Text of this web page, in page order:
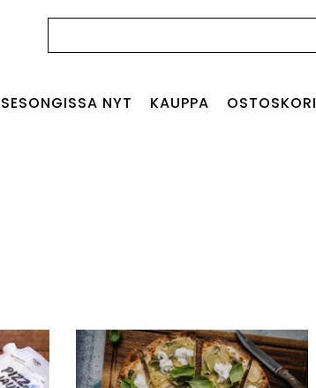
SESONGISSA NYT KAUPPA OSTOSKORI